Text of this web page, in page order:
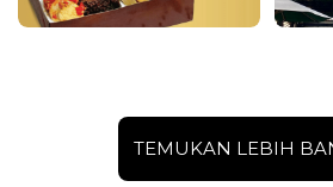
TEMUKAN LEBIH